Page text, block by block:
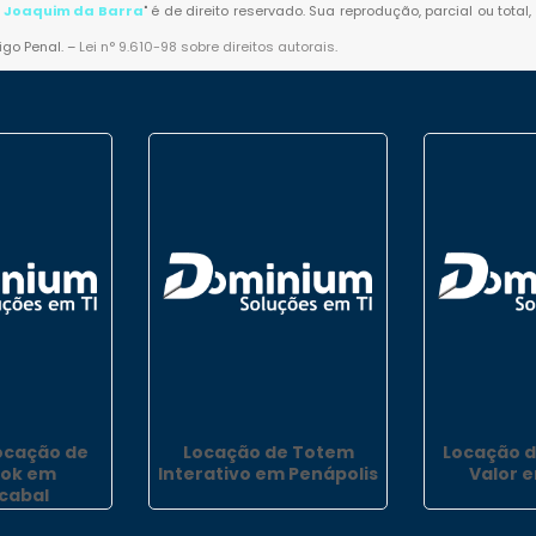
Joaquim da Barra" é de direito reservado. Sua reprodução, parcial ou
Penal. – Lei n° 9.610-98 sobre direitos autorais.
de
em
Locação de Totem
Interativo em Penápolis
Locação
Valor